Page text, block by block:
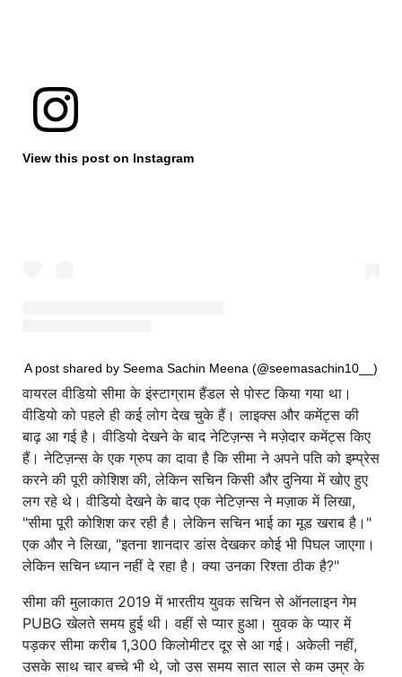
View this post on Instagram
A post shared by Seema Sachin Meena (@seemasachin10__)
वायरल वीडियो सीमा के इंस्टाग्राम हैंडल से पोस्ट किया गया था।
वीडियो को पहले ही कई लोग देख चुके हैं। लाइक्स और कमेंट्स की
बाढ़ आ गई है। वीडियो देखने के बाद नेटिज़न्स ने मज़ेदार कमेंट्स किए
हैं। नेटिज़न्स के एक ग्रुप का दावा है कि सीमा ने अपने पति को इम्प्रेस
करने की पूरी कोशिश की, लेकिन सचिन किसी और दुनिया में खोए हुए
लग रहे थे। वीडियो देखने के बाद एक नेटिज़न्स ने मज़ाक में लिखा,
"सीमा पूरी कोशिश कर रही है। लेकिन सचिन भाई का मूड खराब है।"
एक और ने लिखा, "इतना शानदार डांस देखकर कोई भी पिघल जाएगा।
लेकिन सचिन ध्यान नहीं दे रहा है। क्या उनका रिश्ता ठीक है?"
सीमा की मुलाकात 2019 में भारतीय युवक सचिन से ऑनलाइन गेम
PUBG खेलते समय हुई थी। वहीं से प्यार हुआ। युवक के प्यार में
पड़कर सीमा करीब 1,300 किलोमीटर दूर से आ गई। अकेली नहीं,
उसके साथ चार बच्चे भी थे, जो उस समय सात साल से कम उम्र के